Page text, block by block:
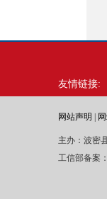
友情链接:
网站声明
主办：波密
工信部备案：